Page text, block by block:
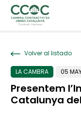
Volver al listado
LA CAMBRA 05
Presentem
Catalunya